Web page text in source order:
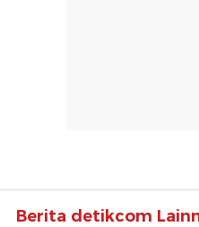
Berita detikcom